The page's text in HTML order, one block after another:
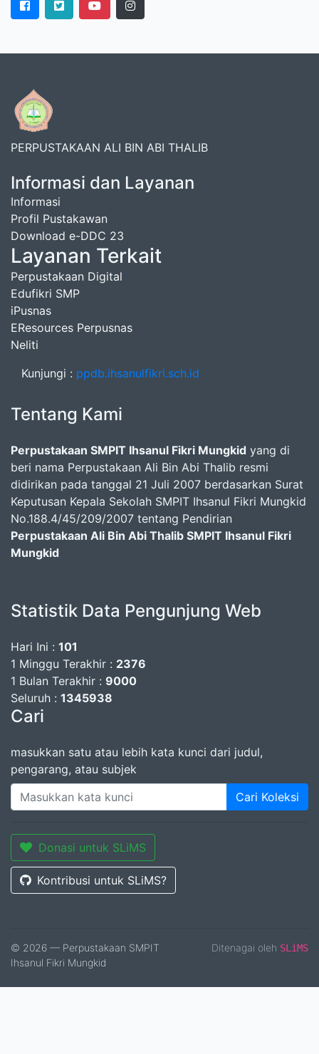
PERPUSTAKAAN ALI BIN ABI THALIB
Informasi dan Layanan
Informasi
Profil Pustakawan
Download e-DDC 23
Layanan Terkait
Perpustakaan Digital
Edufikri SMP
iPusnas
EResources Perpusnas
Neliti
Kunjungi : ppdb.ihsanulfikri.sch.id
Tentang Kami
Perpustakaan SMPIT Ihsanul Fikri Mungkid yang di
beri nama Perpustakaan Ali Bin Abi Thalib resmi
didirikan pada tanggal 21 Juli 2007 berdasarkan Surat
Keputusan Kepala Sekolah SMPIT Ihsanul Fikri Mungkid
No.188.4/45/209/2007 tentang Pendirian
Perpustakaan Ali Bin Abi Thalib SMPIT Ihsanul Fikri
Mungkid
Statistik Data Pengunjung Web
Hari Ini : 101
1 Minggu Terakhir : 2376
1 Bulan Terakhir : 9000
Seluruh : 1345938
Cari
masukkan satu atau lebih kata kunci dari judul,
pengarang, atau subjek
Cari Koleksi
Donasi untuk SLiMS
Kontribusi untuk SLiMS?
© 2026 — Perpustakaan SMPIT
Ihsanul Fikri Mungkid
Ditenagai oleh SLiMS